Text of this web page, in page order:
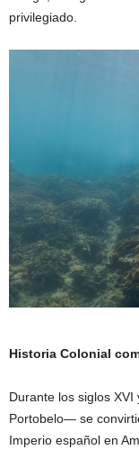
privilegiado.
Historia Colonial
Durante los siglos
Portobelo— se
Imperio español en